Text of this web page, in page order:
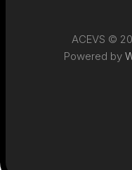
ACEVS ©
Powered by